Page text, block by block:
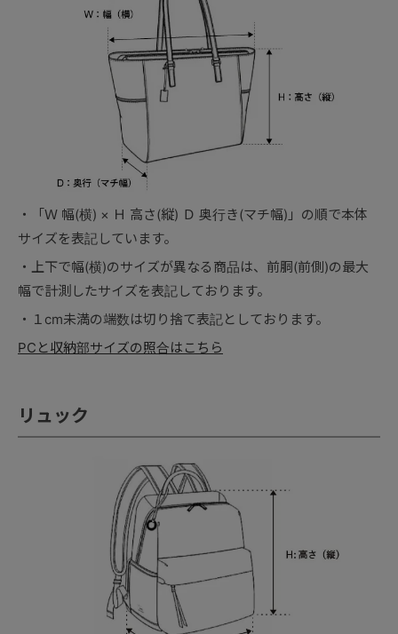
「Ｗ 幅(横) × Ｈ 高さ(縦) Ｄ 奥行き(マチ幅)」の順で本体
サイズを表記しています。
上下で幅(横)のサイズが異なる商品は、前胴(前側)の最大
幅で計測したサイズを表記しております。
１cm未満の端数は切り捨て表記としております。
PCと収納部サイズの照合はこちら
リュック